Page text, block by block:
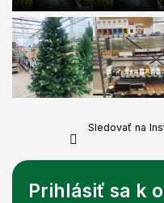
Sledovať na
Prihlásiť sa k